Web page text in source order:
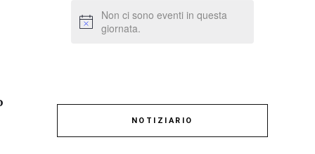
Non ci sono eventi in questa
giornata.
NOTIZIARIO